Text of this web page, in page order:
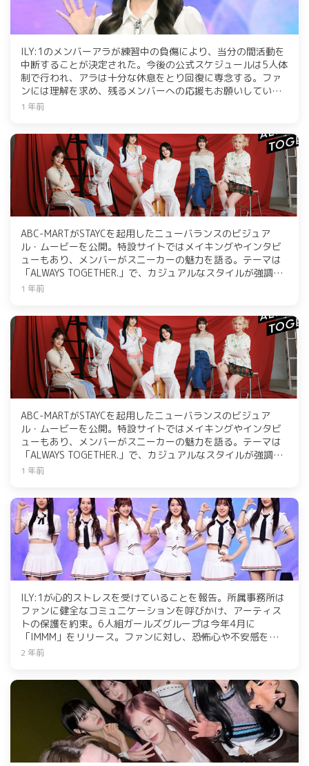
ILY:1のメンバーアラが練習中の負傷により、当分の間活動を
中断することが決定された。今後の公式スケジュールは5人体
制で行われ、アラは十分な休息をとり回復に専念する。ファ
ンには理解を求め、残るメンバーへの応援もお願いしてい
る。
1 年前
ABC-MARTがSTAYCを起用したニューバランスのビジュア
ル・ムービーを公開。特設サイトではメイキングやインタビ
ューもあり、メンバーがスニーカーの魅力を語る。テーマは
「ALWAYS TOGETHER.」で、カジュアルなスタイルが強調さ
れている。メンバーたちの素顔やプロの表情が見どころ。
1 年前
ABC-MARTがSTAYCを起用したニューバランスのビジュア
ル・ムービーを公開。特設サイトではメイキングやインタビ
ューもあり、メンバーがスニーカーの魅力を語る。テーマは
「ALWAYS TOGETHER.」で、カジュアルなスタイルが強調さ
れている。メンバーたちの素顔やプロの表情が見どころ。
1 年前
ILY:1が心的ストレスを受けていることを報告。所属事務所は
ファンに健全なコミュニケーションを呼びかけ、アーティス
トの保護を約束。6人組ガールズグループは今年4月に
「IMMM」をリリース。ファンに対し、恐怖心や不安感を誘発
するメッセージを控えるよう要請。-
2 年前